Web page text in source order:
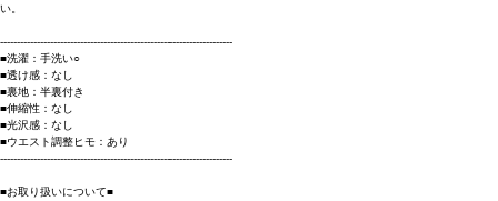
い。
----------------------------------------------------------------------
■洗濯：手洗い○
■透け感：なし
■裏地：半裏付き
■伸縮性：なし
■光沢感：なし
■ウエスト調整ヒモ：あり
----------------------------------------------------------------------
■お取り扱いについて■